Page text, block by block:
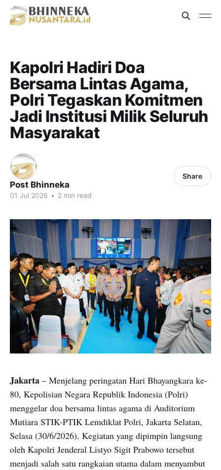
Kapolri Hadiri Doa
Bersama Lintas Agama,
Polri Tegaskan Komitmen
Jadi Institusi Milik Seluruh
Masyarakat
Post Bhinneka
01 Jul 2026 • 2 min read
Share
Jakarta – Menjelang peringatan Hari Bhayangkara ke-
80, Kepolisian Negara Republik Indonesia (Polri)
menggelar doa bersama lintas agama di Auditorium
Mutiara STIK-PTIK Lemdiklat Polri, Jakarta Selatan,
Selasa (30/6/2026). Kegiatan yang dipimpin langsung
oleh Kapolri Jenderal Listyo Sigit Prabowo tersebut
menjadi salah satu rangkaian utama dalam menyambut